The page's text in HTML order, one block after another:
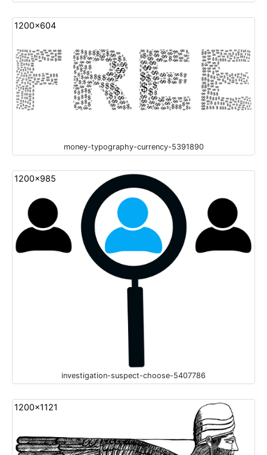
1200x604
money-typography-currency-5391890
1200x985
investigation-suspect-choose-5407786
1200x1121